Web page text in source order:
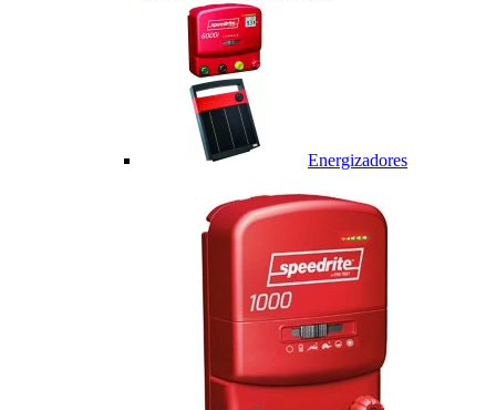
Energizadores